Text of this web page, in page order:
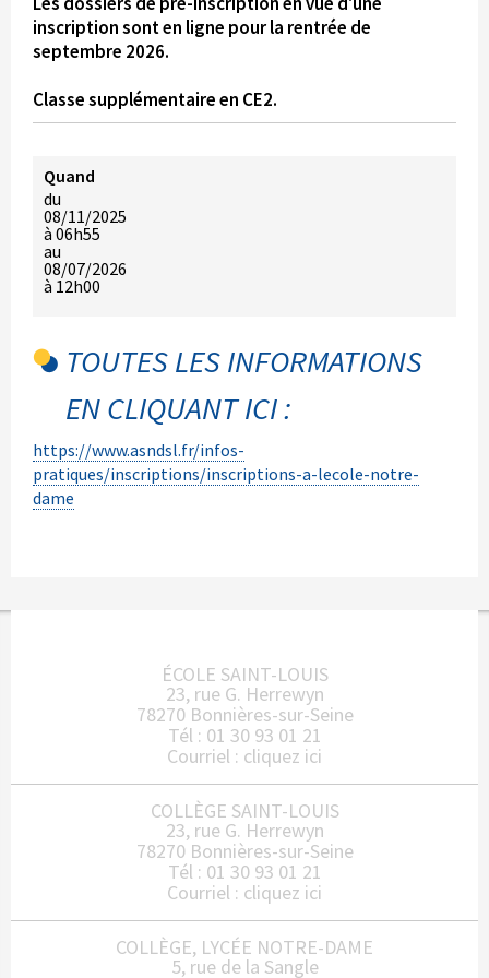
inscription sont en ligne pour la rentrée de
septembre 2026.
Classe supplémentaire en CE2.
Quand
du
08/11/2025
à 06h55
au
08/07/2026
à 12h00
TOUTES LES INFORMATIONS
EN CLIQUANT ICI :
https://www.asndsl.fr/infos-
pratiques/inscriptions/inscriptions-a-lecole-notre-
dame
ÉCOLE SAINT-LOUIS
23, rue G. Herrewyn
78270 Bonnières-sur-Seine
Tél : 01 30 93 01 21
Courriel : cliquez ici
COLLÈGE SAINT-LOUIS
23, rue G. Herrewyn
78270 Bonnières-sur-Seine
Tél : 01 30 93 01 21
Courriel : cliquez ici
COLLÈGE, LYCÉE NOTRE-DAME
5, rue de la Sangle